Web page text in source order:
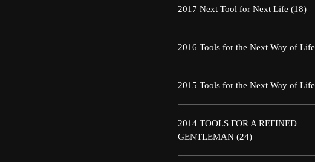
2017 Next Tool for Next Life (18)
2016 Tools for the Next Way of Life
2015 Tools for the Next Way of Life
2014 TOOLS FOR A REFINED
GENTLEMAN (24)